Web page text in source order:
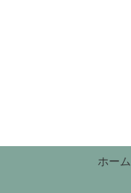
ホーム